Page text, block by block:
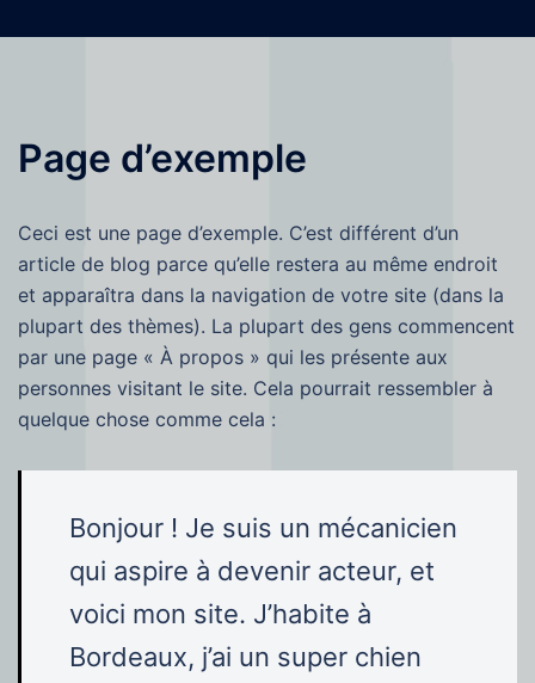
Page d’exemple
Ceci est une page d’exemple. C’est différent d’un
article de blog parce qu’elle restera au même endroit
et apparaîtra dans la navigation de votre site (dans la
plupart des thèmes). La plupart des gens commencent
par une page « À propos » qui les présente aux
personnes visitant le site. Cela pourrait ressembler à
quelque chose comme cela :
Bonjour ! Je suis un mécanicien
qui aspire à devenir acteur, et
voici mon site. J’habite à
Bordeaux, j’ai un super chien